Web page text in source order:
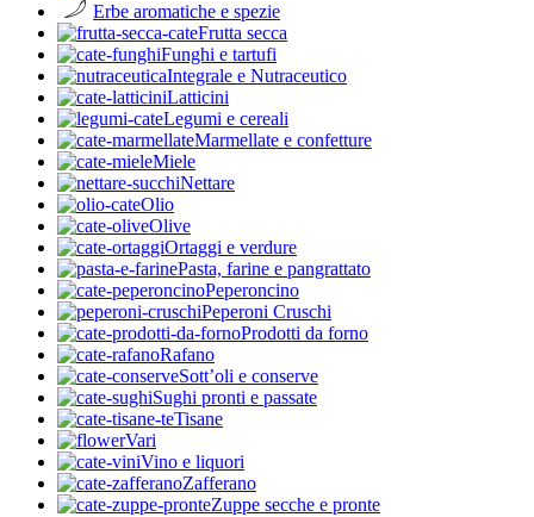
Erbe aromatiche e spezie
Frutta secca
Funghi e tartufi
Integrale e Nutraceutico
Latticini
Legumi e cereali
Marmellate e confetture
Miele
Nettare
Olio
Olive
Ortaggi e verdure
Pasta, farine e pangrattato
Peperoncino
Peperoni Cruschi
Prodotti da forno
Rafano
Sott’oli e conserve
Sughi pronti e passate
Tisane
Vari
Vino e liquori
Zafferano
Zuppe secche e pronte